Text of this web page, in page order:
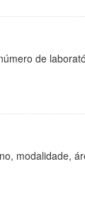
de
modalidade,